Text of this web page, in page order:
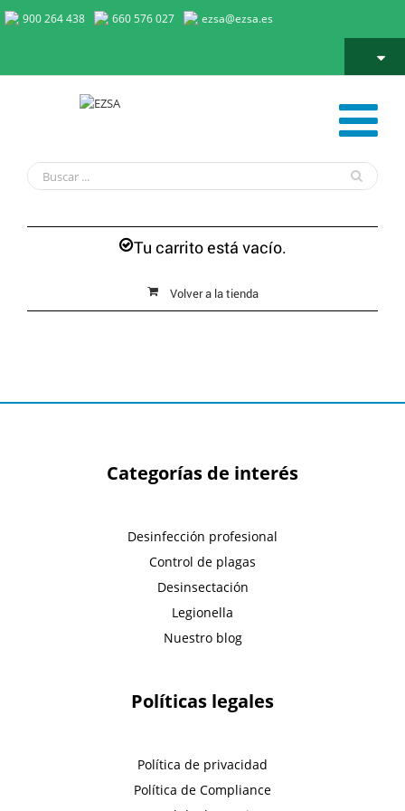
900 264 438 660 576 027 ezsa@ezsa.es
Tu carrito está vacío.
Volver a la tienda
Categorías de interés
Desinfección profesional
Control de plagas
Desinsectación
Legionella
Nuestro blog
Políticas legales
Política de privacidad
Política de Compliance